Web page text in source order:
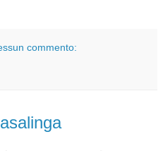
commento: